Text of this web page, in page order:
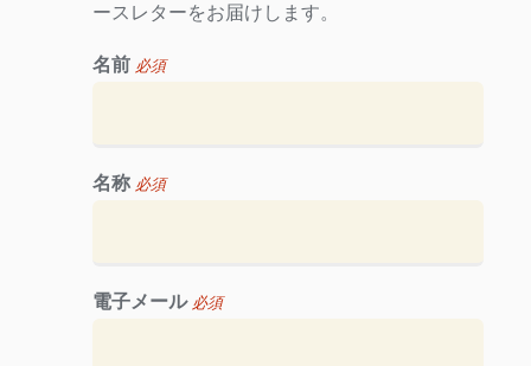
ースレターをお届けします。
名前 必須
名称 必須
電子メール 必須